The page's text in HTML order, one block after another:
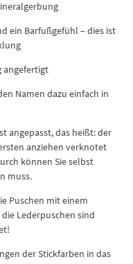
ein Barfußgefühl – dies ist
angefertigt
Namen dazu einfach in
angepasst, das heißt: der
anziehen verknotet
können Sie selbst
muss.
Puschen mit einem
Lederpuschen sind
der Stickfarben in das